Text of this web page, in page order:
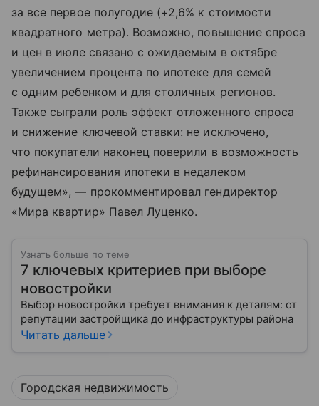
за все первое полугодие (+2,6% к стоимости
квадратного метра). Возможно, повышение спроса
и цен в июле связано с ожидаемым в октябре
увеличением процента по ипотеке для семей
с одним ребенком и для столичных регионов.
Также сыграли роль эффект отложенного спроса
и снижение ключевой ставки: не исключено,
что покупатели наконец поверили в возможность
рефинансирования ипотеки в недалеком
будущем», — прокомментировал гендиректор
«Мира квартир» Павел Луценко.
Узнать больше по теме
7 ключевых критериев при выборе
новостройки
Выбор новостройки требует внимания к деталям: от
репутации застройщика до инфраструктуры района
Читать дальше
Городская недвижимость